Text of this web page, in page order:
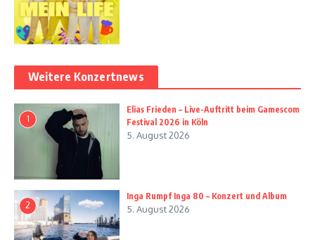
Weitere Konzertnews
1
Elias Frieden – Live-Auftritt beim Gamescom
Festival 2026 in Köln
5. August 2026
2
Inga Rumpf Inga 80 – Konzert und Album
5. August 2026